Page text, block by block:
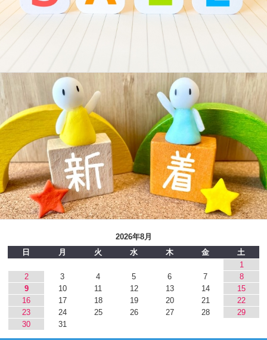
2026年8月
日
月 火 水 木 金
土
1
2
3 4 5 6 7
8
9
10 11 12 13 14
15
16
17 18 19 20 21
22
23
24 25 26 27 28
29
30
31